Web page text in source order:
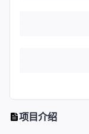
项目介绍